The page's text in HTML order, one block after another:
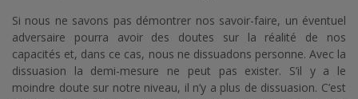
Si nous ne savons pas démontrer nos savoir-faire, un éventuel
adversaire pourra avoir des doutes sur la réalité de nos
capacités et, dans ce cas, nous ne dissuadons personne. Avec la
dissuasion la demi-mesure ne peut pas exister. S’il y a le
moindre doute sur notre niveau, il n’y a plus de dissuasion. C’est